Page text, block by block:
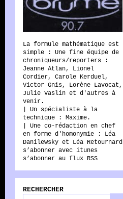
Brume
La formule mathématique est
simple : Une fine équipe de
chroniqueurs/reporters :
Jeanne Atlan, Lionel
Cordier, Carole Kerduel,
Victor Gnis, Lorène Lavocat,
Julie Vaslin et d'autres à
venir.
| Un spécialiste à la
technique : Maxime.
| Une co-rédaction en chef
en forme d'homonymie : Léa
Danilewsky et Léa Retournard
s’abonner avec itunes
s’abonner au flux RSS
RECHERCHER